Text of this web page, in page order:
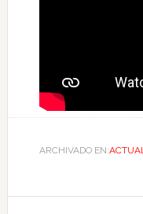
ARCHIVADO EN:ACTUAL